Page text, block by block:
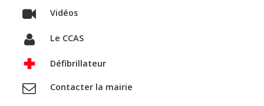
Vidéos
Le CCAS
Défibrillateur
Contacter la mairie